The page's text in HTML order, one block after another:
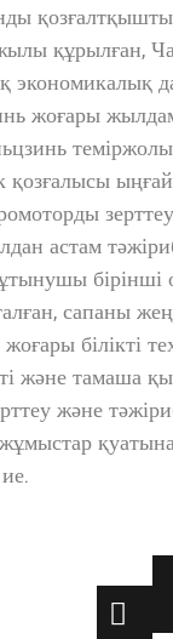
құрылған,
экономикалық
жоғары
қозғалысы
астам
бірінші
сапаны
білікті
және тамаша
және
қуатына